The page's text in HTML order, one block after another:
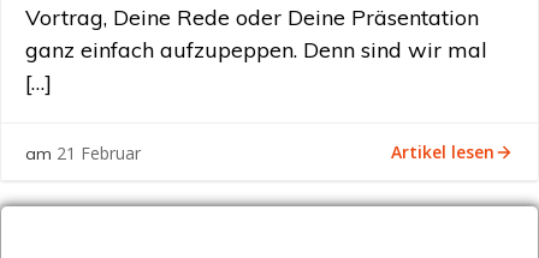
Vortrag, Deine Rede oder Deine Präsentation
ganz einfach aufzupeppen. Denn sind wir mal
[…]
am 21 Februar Artikel lesen